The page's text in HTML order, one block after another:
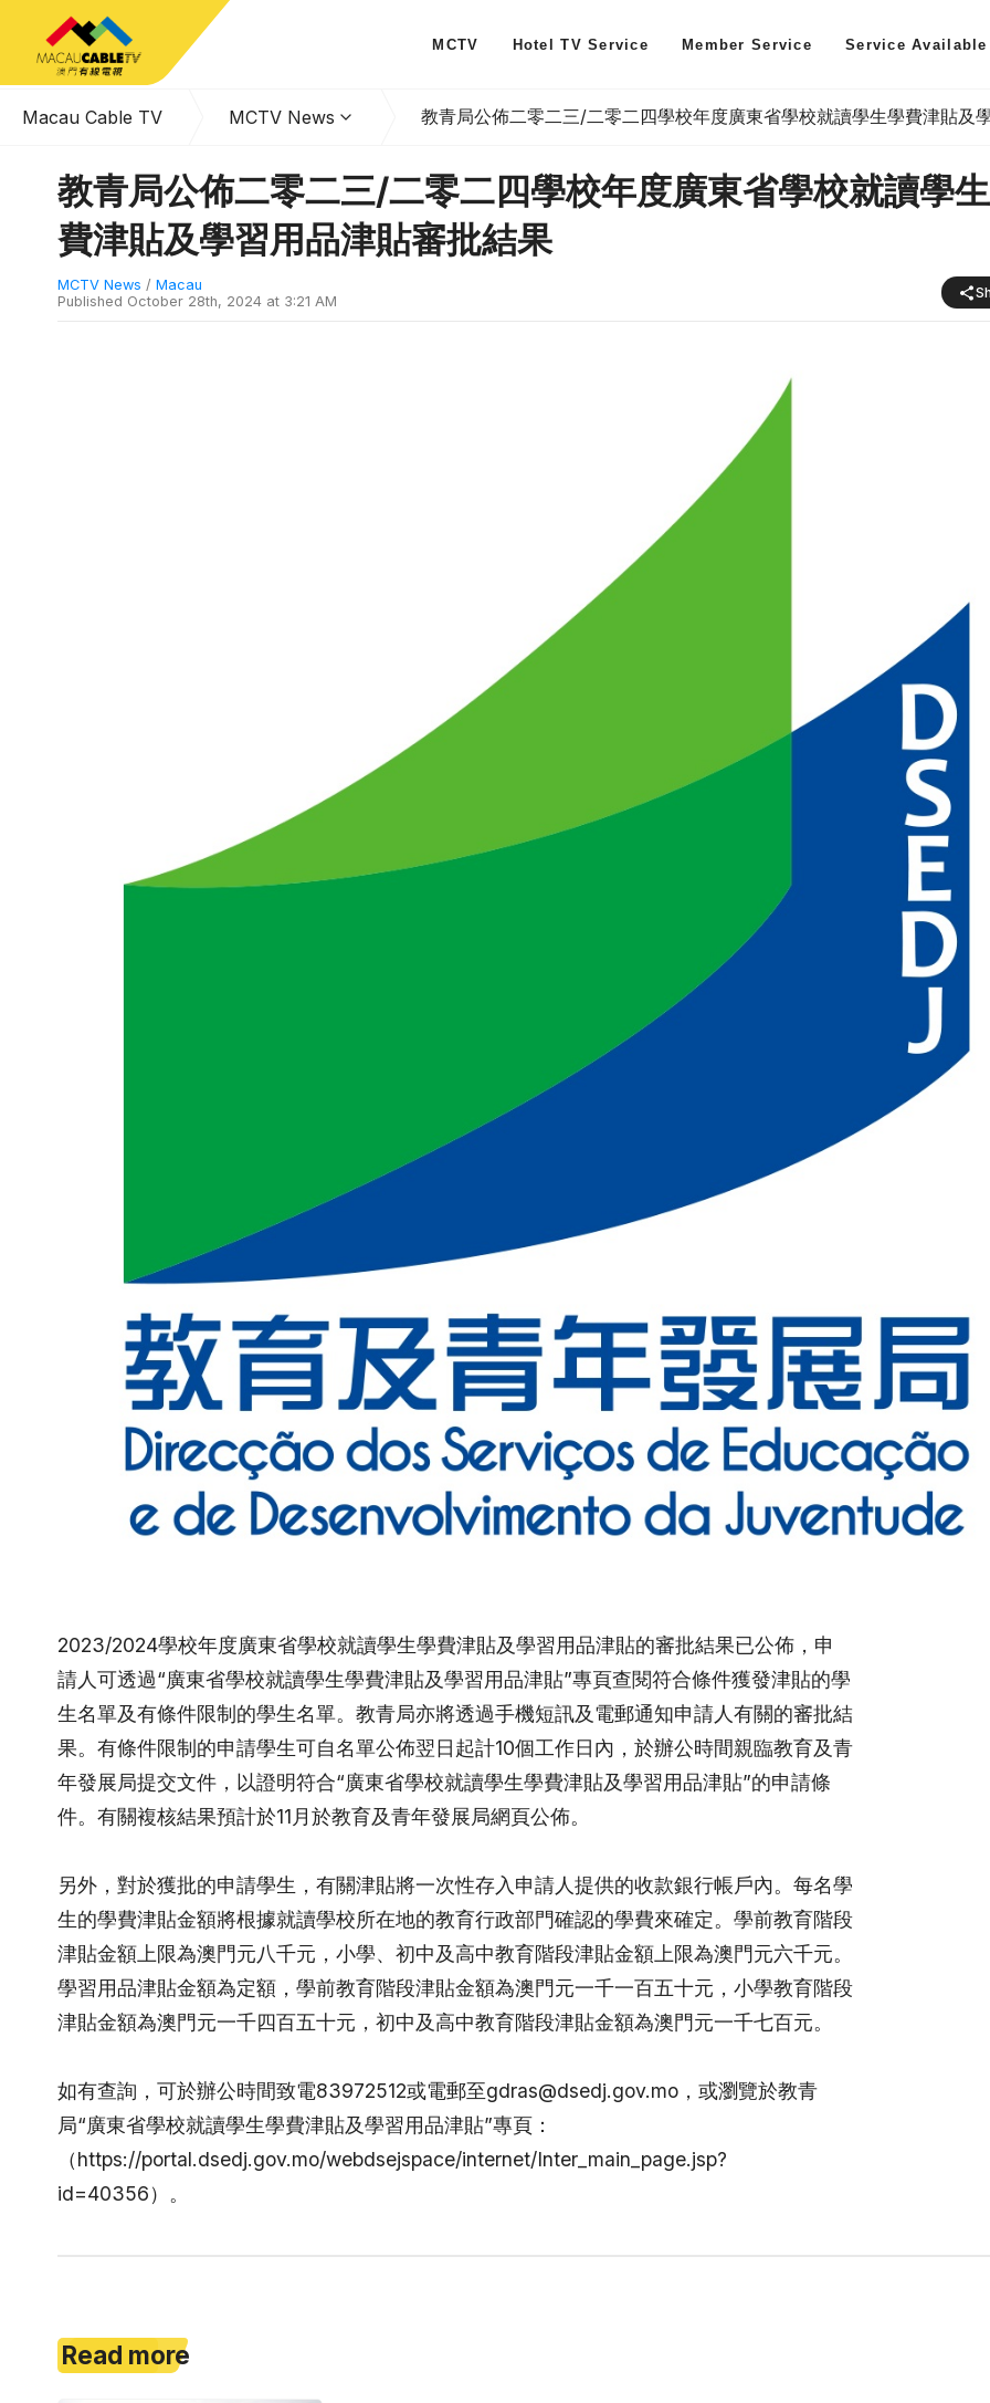
MCTV Hotel TV Service Member Service Service Available
Macau Cable TV MCTV News 教青局公佈二零二三/二零二四學校年度廣東省學校就讀學生學費津貼及
教青局公佈二零二三/二零二四學校年度廣東省學校就讀學
費津貼及學習用品津貼審批結果
MCTV News / Macau
Published October 28th, 2024 at 3:21 AM
2023/2024學校年度廣東省學校就讀學生學費津貼及學習用品津貼的審批結果已公佈，申
請人可透過“廣東省學校就讀學生學費津貼及學習用品津貼”專頁查閱符合條件獲發津貼的學
生名單及有條件限制的學生名單。教青局亦將透過手機短訊及電郵通知申請人有關的審批結
果。有條件限制的申請學生可自名單公佈翌日起計10個工作日內，於辦公時間親臨教育及青
年發展局提交文件，以證明符合“廣東省學校就讀學生學費津貼及學習用品津貼”的申請條
件。有關複核結果預計於11月於教育及青年發展局網頁公佈。
另外，對於獲批的申請學生，有關津貼將一次性存入申請人提供的收款銀行帳戶內。每名學
生的學費津貼金額將根據就讀學校所在地的教育行政部門確認的學費來確定。學前教育階段
津貼金額上限為澳門元八千元，小學、初中及高中教育階段津貼金額上限為澳門元六千元。
學習用品津貼金額為定額，學前教育階段津貼金額為澳門元一千一百五十元，小學教育階段
津貼金額為澳門元一千四百五十元，初中及高中教育階段津貼金額為澳門元一千七百元。
如有查詢，可於辦公時間致電83972512或電郵至gdras@dsedj.gov.mo，或瀏覽於教青
局“廣東省學校就讀學生學費津貼及學習用品津貼”專頁：
（https://portal.dsedj.gov.mo/webdsejspace/internet/Inter_main_page.jsp?
id=40356）。
Read more